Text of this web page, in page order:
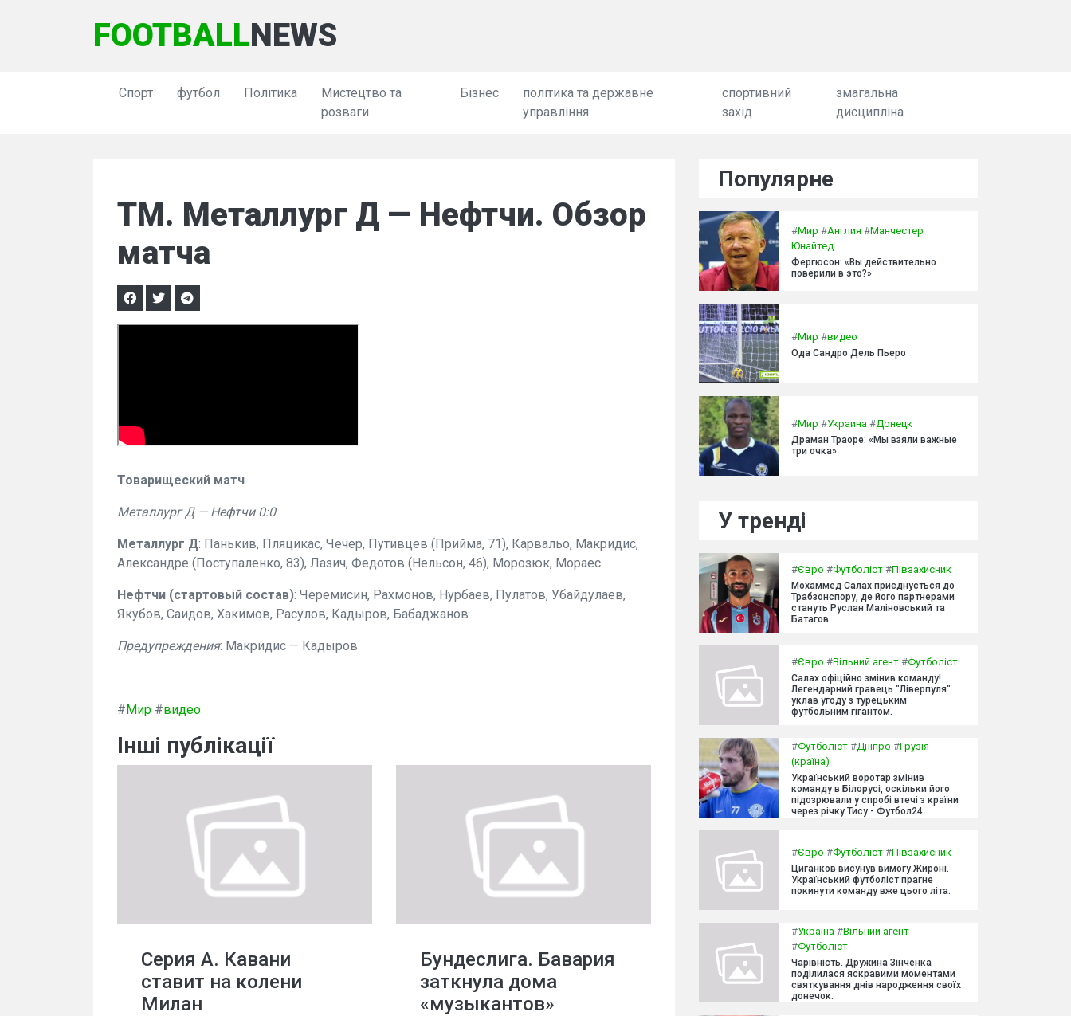
FOOTBALLNEWS
Спорт футбол Політика
Мистецтво та
розваги
Бізнес
політика та державне
управління
спортивний
захід
змагальна
дисципліна
ТМ. Металлург Д — Нефтчи. Обзор
матча
Товарищеский матч
Металлург Д — Нефтчи 0:0
Металлург Д: Панькив, Пляцикас, Чечер, Путивцев (Прийма, 71), Карвальо, Макридис,
Александре (Поступаленко, 83), Лазич, Федотов (Нельсон, 46), Морозюк, Мораес
Нефтчи (стартовый состав): Черемисин, Рахмонов, Нурбаев, Пулатов, Убайдулаев,
Якубов, Саидов, Хакимов, Расулов, Кадыров, Бабаджанов
Предупреждения: Макридис — Кадыров
#Мир #видео
Інші публікації
Серия А. Кавани
ставит на колени
Милан
Бундеслига. Бавария
заткнула дома
«музыкантов»
Популярне
#Мир #Англия #Манчестер
Юнайтед
Фергюсон: «Вы действительно
поверили в это?»
#Мир #видео
Ода Сандро Дель Пьеро
#Мир #Украина #Донецк
Драман Траоре: «Мы взяли важные
три очка»
У тренді
#Євро #Футболіст #Півзахисник
Мохаммед Салах приєднується до
Трабзонспору, де його партнерами
стануть Руслан Маліновський та
Батагов.
#Євро #Вільний агент #Футболіст
Салах офіційно змінив команду!
Легендарний гравець "Ліверпуля"
уклав угоду з турецьким
футбольним гігантом.
#Футболіст #Дніпро #Грузія
(країна)
Український воротар змінив
команду в Білорусі, оскільки його
підозрювали у спробі втечі з країни
через річку Тису - Футбол24.
#Євро #Футболіст #Півзахисник
Циганков висунув вимогу Жироні.
Український футболіст прагне
покинути команду вже цього літа.
#Україна #Вільний агент
#Футболіст
Чарівність. Дружина Зінченка
поділилася яскравими моментами
святкування днів народження своїх
донечок.